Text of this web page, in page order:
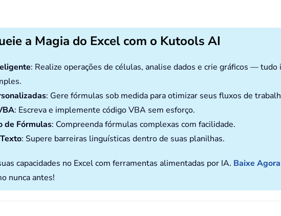
a Magia do Excel com o Kutools AI
: Realize operações de células, analise dados e crie gráficos —
: Gere fórmulas sob medida para otimizar seus fluxos de
: Escreva e implemente código VBA sem esforço.
de Fórmulas: Compreenda fórmulas complexas com facilidade.
: Supere barreiras linguísticas dentro de suas planilhas.
capacidades no Excel com ferramentas alimentadas por IA. Baixe Agora
nunca antes!